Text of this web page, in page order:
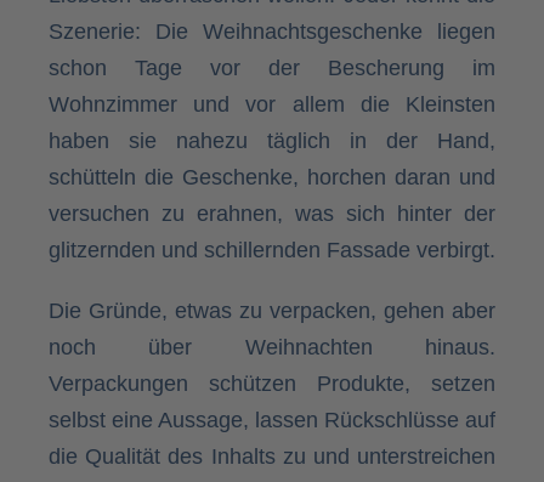
Szenerie: Die Weihnachtsgeschenke liegen
schon Tage vor der Bescherung im
Wohnzimmer und vor allem die Kleinsten
haben sie nahezu täglich in der Hand,
schütteln die Geschenke, horchen daran und
versuchen zu erahnen, was sich hinter der
glitzernden und schillernden Fassade verbirgt.
Die Gründe, etwas zu verpacken, gehen aber
noch über Weihnachten hinaus.
Verpackungen schützen Produkte, setzen
selbst eine Aussage, lassen Rückschlüsse auf
die Qualität des Inhalts zu und unterstreichen